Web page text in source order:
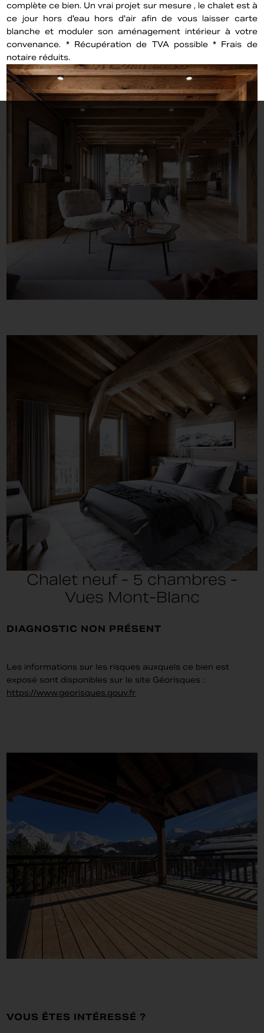
complète ce bien. Un vrai projet sur mesure , le chalet est à
ce jour hors d'eau hors d'air afin de vous laisser carte
blanche et moduler son aménagement intérieur à votre
convenance. * Récupération de TVA possible * Frais de
notaire réduits.
Chalet neuf - 5 chambres -
Vues Mont-Blanc
DIAGNOSTIC NON PRÉSENT
Les informations sur les risques auxquels ce bien est
exposé sont disponibles sur le site Géorisques :
https://www.georisques.gouv.fr
VOUS ÊTES INTÉRESSÉ ?